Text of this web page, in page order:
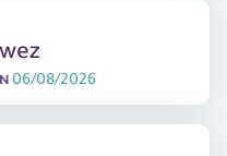
06/08/2026